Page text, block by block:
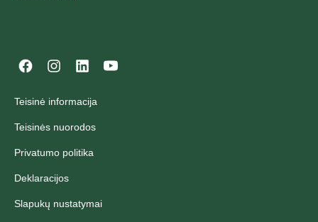
Teisinė informacija
Teisinės nuorodos
Privatumo politika
Deklaracijos
Slapukų nustatymai